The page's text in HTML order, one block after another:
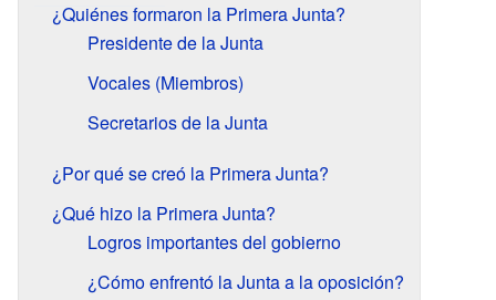
¿Quiénes formaron la Primera Junta?
Presidente de la Junta
Vocales (Miembros)
Secretarios de la Junta
¿Por qué se creó la Primera Junta?
¿Qué hizo la Primera Junta?
Logros importantes del gobierno
¿Cómo enfrentó la Junta a la oposición?